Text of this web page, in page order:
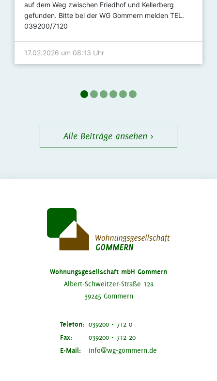
auf dem Weg zwischen Friedhof und Kellerberg
gefunden. Bitte bei der WG Gommern melden TEL.
039200/7120
17.02.2026 um 08:13 Uhr
Alle Beiträge ansehen ›
Wohnungsgesellschaft mbH Gommern
Albert-Schweitzer-Straße 12a
39245 Gommern
Telefon: 039200 - 712 0
Fax:
039200 - 712 20
E-Mail:
info@wg-gommern.de